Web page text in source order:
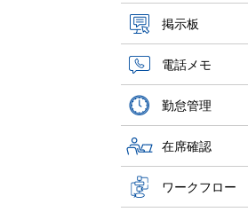
掲示板
電話メモ
勤怠管理
在席確認
ワークフロー